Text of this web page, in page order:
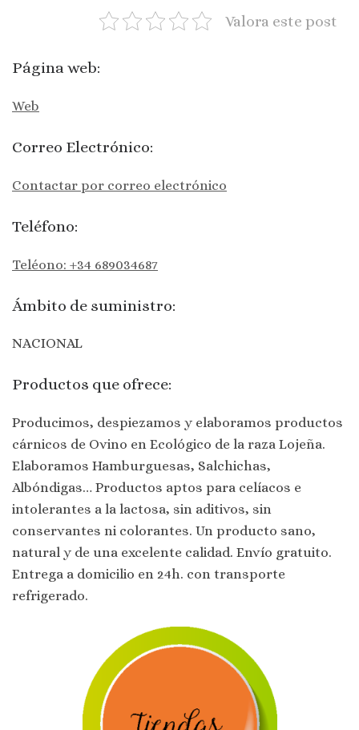
Valora este post
Página web:
Web
Correo Electrónico:
Contactar por correo electrónico
Teléfono:
Teléono: +34 689034687
Ámbito de suministro:
NACIONAL
Productos que ofrece:
Producimos, despiezamos y elaboramos productos
cárnicos de Ovino en Ecológico de la raza Lojeña.
Elaboramos Hamburguesas, Salchichas,
Albóndigas… Productos aptos para celíacos e
intolerantes a la lactosa, sin aditivos, sin
conservantes ni colorantes. Un producto sano,
natural y de una excelente calidad. Envío gratuito.
Entrega a domicilio en 24h. con transporte
refrigerado.